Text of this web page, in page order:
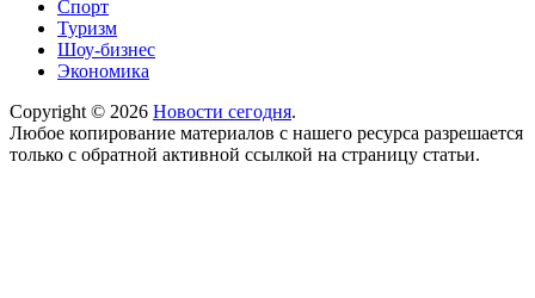
Спорт
Туризм
Шоу-бизнес
Экономика
Copyright © 2026 Новости сегодня.
Любое копирование материалов с нашего ресурса разрешается
только с обратной активной ссылкой на страницу статьи.